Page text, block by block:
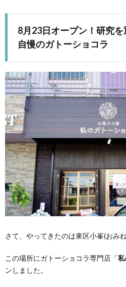
8月23日オープン！研究
自慢のガトーショコラ
さて、やってきたのは東区小峯(おみね
この場所にガトーショコラ専門店「
ンしました。